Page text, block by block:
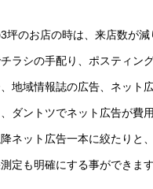
坪のお店の時は、来店数が減
ラシの手配り、ポスティン
地域情報誌の広告、ネット
ダントツでネット広告が費
ネット広告一本に絞たりと
定も明確にする事ができます